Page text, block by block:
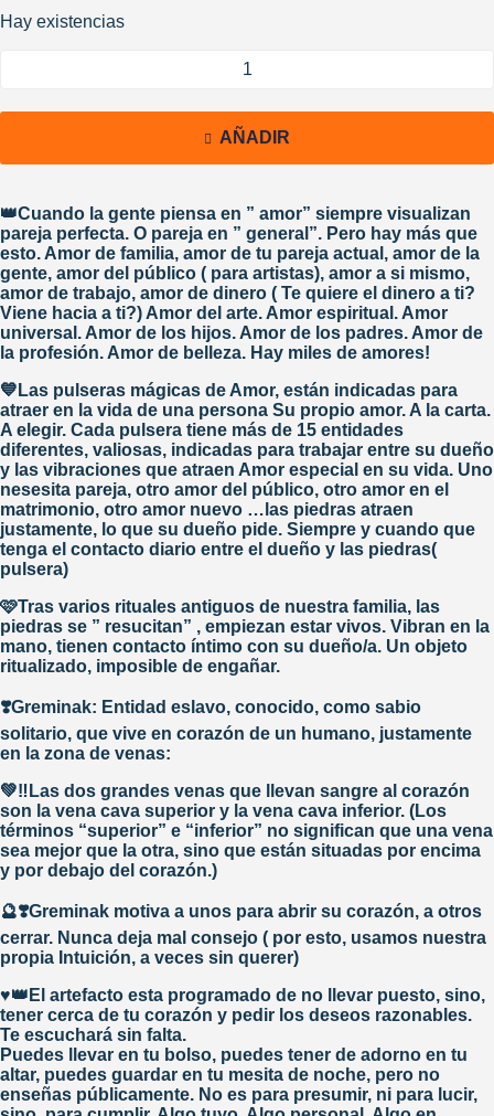
Hay existencias
AÑADIR
👑Cuando la gente piensa en ” amor” siempre visualizan
pareja perfecta. O pareja en ” general”. Pero hay más que
esto. Amor de familia, amor de tu pareja actual, amor de la
gente, amor del público ( para artistas), amor a si mismo,
amor de trabajo, amor de dinero ( Te quiere el dinero a ti?
Viene hacia a ti?) Amor del arte. Amor espiritual. Amor
universal. Amor de los hijos. Amor de los padres. Amor de
la profesión. Amor de belleza. Hay miles de amores!
💙Las pulseras mágicas de Amor, están indicadas para
atraer en la vida de una persona Su propio amor. A la carta.
A elegir. Cada pulsera tiene más de 15 entidades
diferentes, valiosas, indicadas para trabajar entre su dueño
y las vibraciones que atraen Amor especial en su vida. Uno
nesesita pareja, otro amor del público, otro amor en el
matrimonio, otro amor nuevo …las piedras atraen
justamente, lo que su dueño pide. Siempre y cuando que
tenga el contacto diario entre el dueño y las piedras(
pulsera)
🩷Tras varios rituales antiguos de nuestra familia, las
piedras se ” resucitan” , empiezan estar vivos. Vibran en la
mano, tienen contacto íntimo con su dueño/a. Un objeto
ritualizado, imposible de engañar.
❣️Greminak: Entidad eslavo, conocido, como sabio
solitario, que vive en corazón de un humano, justamente
en la zona de venas:
💚‼️Las dos grandes venas que llevan sangre al corazón
son la vena cava superior y la vena cava inferior. (Los
términos “superior” e “inferior” no significan que una vena
sea mejor que la otra, sino que están situadas por encima
y por debajo del corazón.)
🔮❣️Greminak motiva a unos para abrir su corazón, a otros
cerrar. Nunca deja mal consejo ( por esto, usamos nuestra
propia Intuición, a veces sin querer)
♥️👑El artefacto esta programado de no llevar puesto, sino,
tener cerca de tu corazón y pedir los deseos razonables.
Te escuchará sin falta.
Puedes llevar en tu bolso, puedes tener de adorno en tu
altar, puedes guardar en tu mesita de noche, pero no
enseñas públicamente. No es para presumir, ni para lucir,
Si quieres recibir la información
más nueva y relevante dejanos
tu correo electrónico
EMAIL*
He leido y acepto laPolítica de Privacidad
ENVIAR